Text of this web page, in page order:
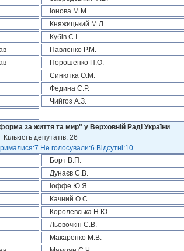
Іонова М.М.
Княжицький М.Л.
Кубів С.І.
Павленко Р.М.
Порошенко П.О.
Синютка О.М.
Федина С.Р.
Чийгоз А.З.
за життя та мир" у Верховній Раді України
Кількість депутатів: 26
Не голосували:6 Відсутні:10
Борт В.П.
Дунаєв С.В.
Іоффе Ю.Я.
Качний О.С.
Королевська Н.Ю.
Льовочкін С.В.
Макаренко М.В.